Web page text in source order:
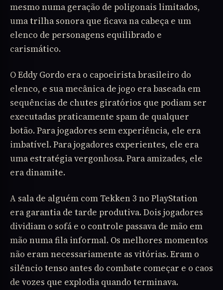
mesmo numa geração de poligonais limitados,
uma trilha sonora que ficava na cabeça e um
elenco de personagens equilibrado e
carismático.
O Eddy Gordo era o capoeirista brasileiro do
elenco, e sua mecânica de jogo era baseada em
sequências de chutes giratórios que podiam ser
executadas praticamente spam de qualquer
botão. Para jogadores sem experiência, ele era
imbatível. Para jogadores experientes, ele era
uma estratégia vergonhosa. Para amizades, ele
era dinamite.
A sala de alguém com Tekken 3 no PlayStation
era garantia de tarde produtiva. Dois jogadores
dividiam o sofá e o controle passava de mão em
mão numa fila informal. Os melhores momentos
não eram necessariamente as vitórias. Eram o
silêncio tenso antes do combate começar e o caos
de vozes que explodia quando terminava.